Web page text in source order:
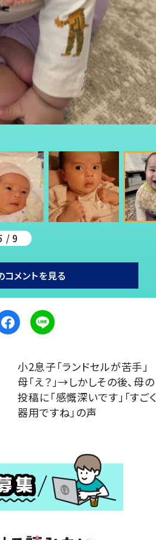
/ 9
メントを見る
小2息子「ランドセルが苦手」
母「え？」→しかしその後、母の
投稿に「感慨深いです」「すごく
器用ですね」の声